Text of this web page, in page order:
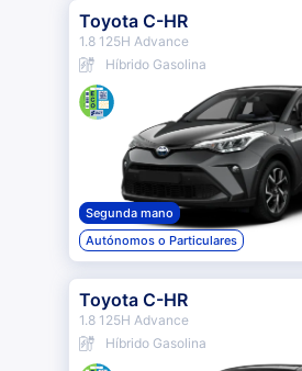
Toyota C-HR
1.8 125H Advance
Híbrido Gasolina
Segunda mano
Autónomos o Particulares
Toyota C-HR
1.8 125H Advance
Híbrido Gasolina